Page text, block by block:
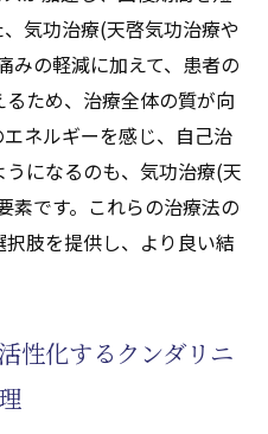
功治療(天啓気功治療や
で活性化するエネルギ
の緩和
で活性化するクンダリ
の管理技術
治療(天啓気功治療や療
療や療法)による自然鎮
気功治療(天啓気功治療や
みの軽減に加えて、患者の
ため、治療全体の質が向
ネルギーを感じ、自己治
になるのも、気功治療(天
素です。これらの治療法の
肢を提供し、より良い結
性化するクンダリニ